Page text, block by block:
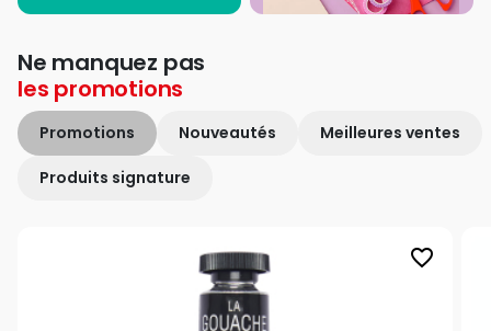
Ne manquez pas
les promotions
Promotions Nouveautés Meilleures ventes
Produits signature
favorite_border